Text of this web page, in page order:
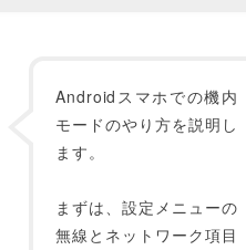
Androidスマホでの機内
モードのやり方を説明し
ます。
まずは、設定メニューの
無線とネットワーク項目